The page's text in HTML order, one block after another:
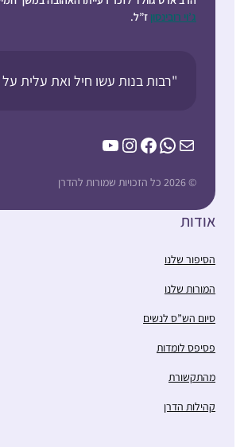
ג’וי רובינסון ז”ל.
"רבות בנות עשו חיל ואת עלית
Mail
WhatsApp
Facebook
Instagram
YouTube
© 2026 כל הזכויות שמורות להדרן
אודות
הסיפור שלנו
המורות שלנו
סיום הש”ס לנשים
פסיפס לומדות
מהתקשורת
קהילות הדרן